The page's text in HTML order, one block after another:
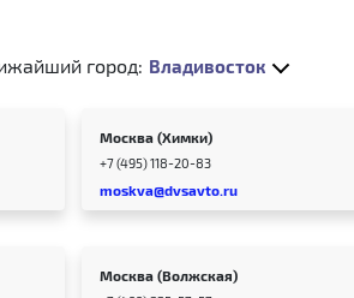
город: Владивосток
Москва (Химки)
+7 (495) 118-20-83
moskva@dvsavto.ru
Москва (Волжская)